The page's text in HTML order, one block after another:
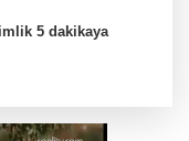
5 dakikaya